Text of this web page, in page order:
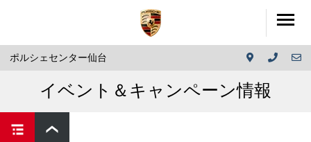
ポルシェセンター仙台
イベント＆キャンペーン情報